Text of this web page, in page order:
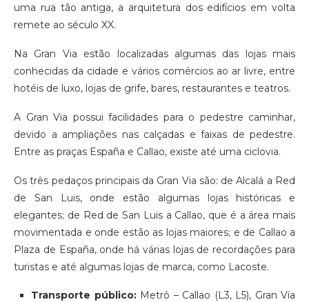
uma rua tão antiga, a arquitetura dos edifícios em volta
remete ao século XX.
Na Gran Via estão localizadas algumas das lojas mais
conhecidas da cidade e vários comércios ao ar livre, entre
hotéis de luxo, lojas de grife, bares, restaurantes e teatros.
A Gran Via possui facilidades para o pedestre caminhar,
devido a ampliações nas calçadas e faixas de pedestre.
Entre as praças España e Callao, existe até uma ciclovia.
Os três pedaços principais da Gran Via são: de Alcalá a Red
de San Luis, onde estão algumas lojas históricas e
elegantes; de Red de San Luis a Callao, que é a área mais
movimentada e onde estão as lojas maiores; e de Callao a
Plaza de España, onde há várias lojas de recordações para
turistas e até algumas lojas de marca, como Lacoste.
Transporte público:Metrô – Callao (L3, L5), Gran Vía